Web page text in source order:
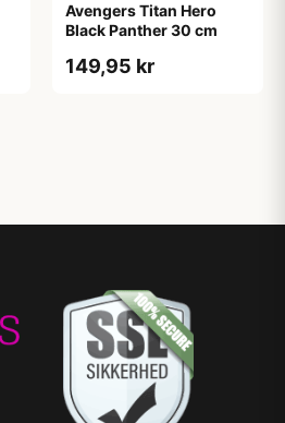
Avengers Titan Hero
Black Panther 30 cm
149,95 kr